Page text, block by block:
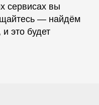
сервисах вы
— найдём
это будет